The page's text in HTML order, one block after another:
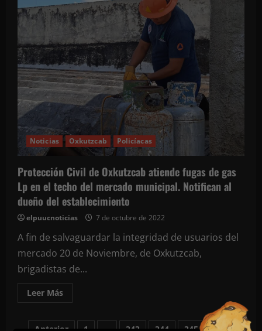
ritmo
en
Tekax,
los
trabajos
de
construcción
de
la
Casa
de
Salud
del
Tekaxeño,
apoyar
a
familias
ciudad
y
la
región
Noticias Oxkutzcab Policíacas
Protección Civil de Oxkutzcab atiende fugas de gas
Lp en el techo del mercado municipal. Notifican al
dueño del establecimiento
elpuucnoticias 7 de octubre de 2022
A fin de salvaguardar la integridad de usuarios del
mercado 20 de Noviembre, de Oxkutzcab,
brigadistas de...
Leer MásLeer
más
Protección